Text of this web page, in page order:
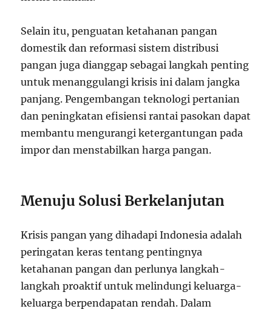
Selain itu, penguatan ketahanan pangan
domestik dan reformasi sistem distribusi
pangan juga dianggap sebagai langkah penting
untuk menanggulangi krisis ini dalam jangka
panjang. Pengembangan teknologi pertanian
dan peningkatan efisiensi rantai pasokan dapat
membantu mengurangi ketergantungan pada
impor dan menstabilkan harga pangan.
Menuju Solusi Berkelanjutan
Krisis pangan yang dihadapi Indonesia adalah
peringatan keras tentang pentingnya
ketahanan pangan dan perlunya langkah-
langkah proaktif untuk melindungi keluarga-
keluarga berpendapatan rendah. Dalam